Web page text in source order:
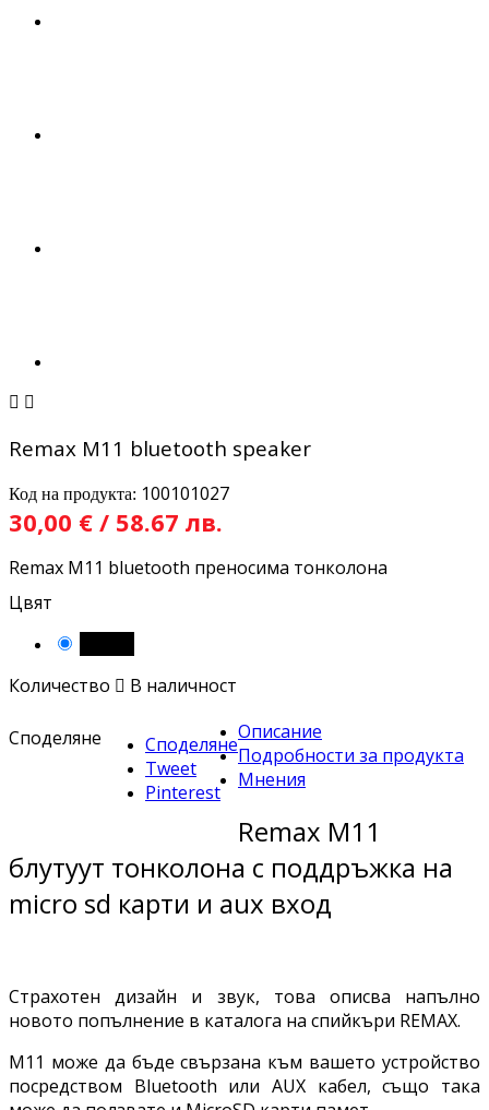
 
Remax M11 bluetooth speaker
Код на продукта: 100101027
30,00 € / 58.67 лв.
Remax M11 bluetooth преносима тонколона
Цвят
Количество  В наличност
Споделяне
Споделяне
Tweet
Pinterest
Описание
Подробности за продукта
Мнения
Remax M11
блутуут тонколона с поддръжка на
micro sd карти и aux вход
Страхотен дизайн и звук, това описва напълно
новото попълнение в каталога на спийкъри REMAX.
M11 може да бъде свързана към вашето устройство
посредством Bluetooth или AUX кабел, също така